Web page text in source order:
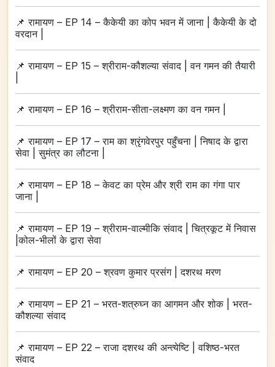
📌रामायण – EP 14 – कैकेयी का कोप भवन में जाना | कैकेयी के दो
वरदान |
📌रामायण – EP 15 – श्रीराम-कौशल्या संवाद | वन गमन की तैयारी
📌रामायण – EP 16 – श्रीराम-सीता-लक्ष्मण का वन गमन |
📌रामायण – EP 17 – राम का श्रृंगवेरपुर पहुँचना | निषाद के द्वारा
सेवा | सुमंत्र का लौटना |
📌रामायण – EP 18 – केवट का प्रेम और श्री राम का गंगा पार
जाना |
📌रामायण – EP 19 – श्रीराम-वाल्मीकि संवाद | चित्रकूट में निवास
|कोल-भीलों के द्वारा सेवा
📌रामायण – EP 20 – श्रवण कुमार प्रसंग | दशरथ मरण
📌रामायण – EP 21 – भरत-शत्रुघ्न का आगमन और शोक | भरत-
कौशल्या संवाद
📌रामायण – EP 22 – राजा दशरथ की अन्त्येष्टि | वशिष्ठ-भरत
संवाद